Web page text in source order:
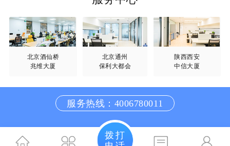
拨打
北京酒仙桥
兆维大厦
北京通州
保利大都会
陕西西安
中信大厦
服务热线：4006780011